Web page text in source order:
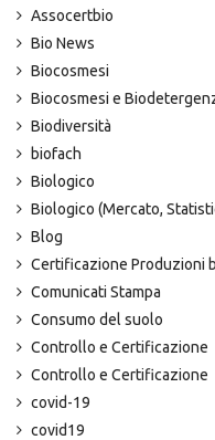
Assocertbio
Bio News
Biocosmesi
Biocosmesi e
Biodiversità
biofach
Biologico
Biologico (Mercato,
Blog
Certificazione Produzioni
Comunicati Stampa
Consumo del suolo
Controllo e Certificazione
Controllo e Certificazione
covid-19
covid19